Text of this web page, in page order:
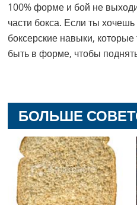
100% форме и бой не
части бокса. Если ты
боксерские навыки,
быть в форме, чтобы
БОЛЬШЕ